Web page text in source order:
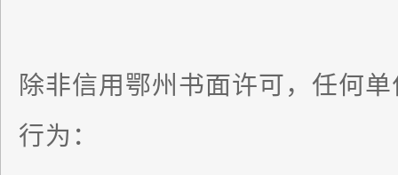
除非信用鄂州书面许可，任何
行为：